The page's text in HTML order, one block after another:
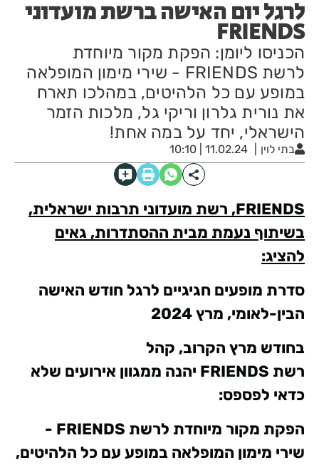
לרגל יום האישה ברשת מועדוני
FRIENDS
הכניסו ליומן: הפקת מקור מיוחדת
לרשת FRIENDS - שירי מימון המופלאה
במופע עם כל הלהיטים, במהלכו תארח
את נורית גלרון וריקי גל, מלכות הזמר
הישראלי, יחד על במה אחת!
בתי לוין 11.02.24 | 10:10
FRIENDS, רשת מועדוני תרבות ישראלית,
בשיתוף נעמת מבית ההסתדרות, גאים
להציג:
סדרת מופעים חגיגיים לרגל חודש האישה
הבין-לאומי, מרץ 2024
בחודש מרץ הקרוב, קהל
רשת FRIENDS יהנה ממגוון אירועים שלא
כדאי לפספס:
הפקת מקור מיוחדת לרשת FRIENDS
-
שירי מימון המופלאה במופע עם כל הלהיטים,